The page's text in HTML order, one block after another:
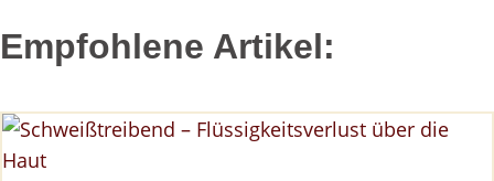
Empfohlene Artikel: